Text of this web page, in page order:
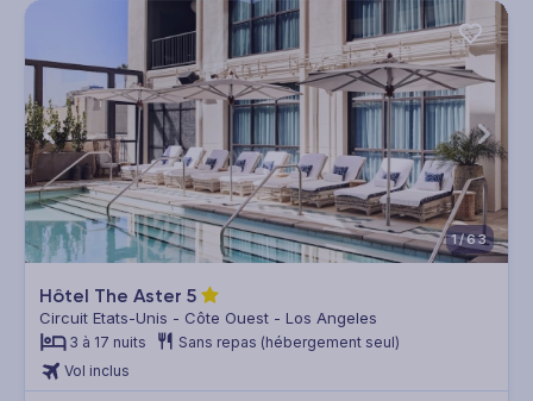
1/63
Hôtel The Aster 5
Circuit Etats-Unis - Côte Ouest - Los Angeles
3 à 17 nuits
Sans repas (hébergement seul)
Vol inclus